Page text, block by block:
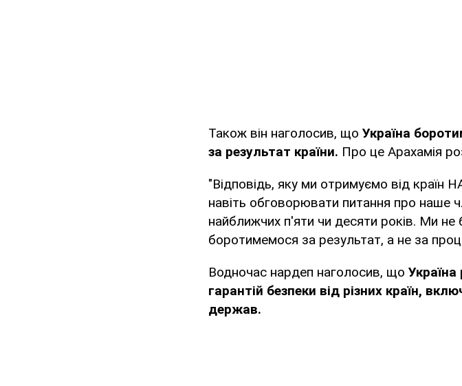
Також він наголосив, що Україна
за результат країни. Про це Арахамія
"Відповідь, яку ми отримуємо від країн
навіть обговорювати питання про наше
найближчих п'яти чи десяти років. Ми
боротимемося за результат, а не за
Водночас нардеп наголосив, що
гарантій безпеки від різних країн,
держав.